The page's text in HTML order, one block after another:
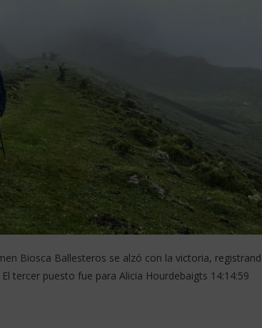
Biosca Ballesteros se alzó con la victoria,
tercer puesto fue para Alicia Hourdebaigts 14:14:59